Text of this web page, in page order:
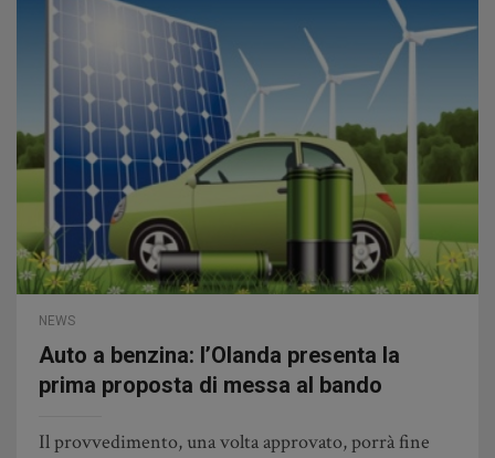
NEWS
Auto a benzina: l’Olanda presenta la
prima proposta di messa al bando
Il provvedimento, una volta approvato, porrà fine